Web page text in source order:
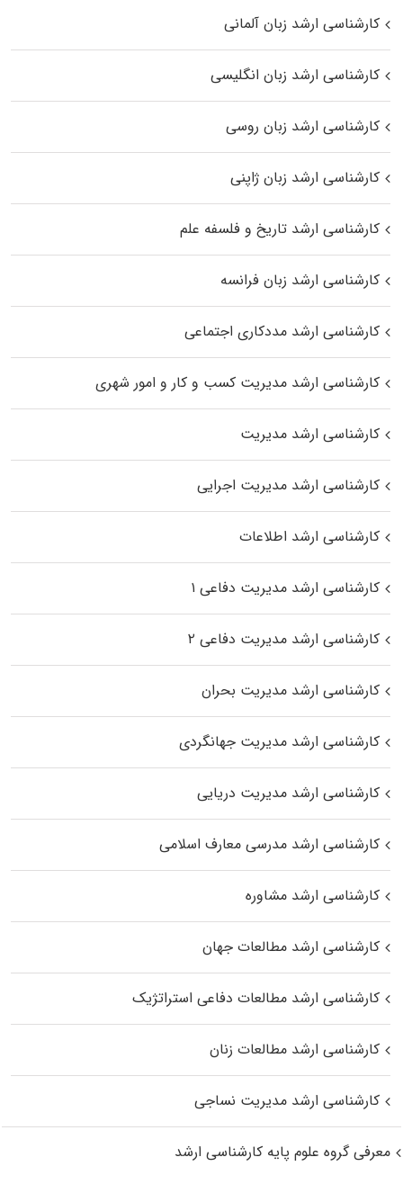
کارشناسی ارشد زبان آلمانی
کارشناسی ارشد زبان انگلیسی
کارشناسی ارشد زبان روسی
کارشناسی ارشد زبان ژاپنی
کارشناسی ارشد تاریخ و فلسفه علم
کارشناسی ارشد زبان فرانسه
کارشناسی ارشد مددکاری اجتماعی
کارشناسی ارشد مدیریت کسب و کار و امور شهری
کارشناسی ارشد مدیریت
کارشناسی ارشد مدیریت اجرایی
کارشناسی ارشد اطلاعات
کارشناسی ارشد مدیریت دفاعی ۱
کارشناسی ارشد مدیریت دفاعی ۲
کارشناسی ارشد مدیریت بحران
کارشناسی ارشد مدیریت جهانگردی
کارشناسی ارشد مدیریت دریایی
کارشناسی ارشد مدرسی معارف اسلامی
کارشناسی ارشد مشاوره
کارشناسی ارشد مطالعات جهان
کارشناسی ارشد مطالعات دفاعی استراتژیک
کارشناسی ارشد مطالعات زنان
کارشناسی ارشد مدیریت نساجی
معرفی گروه علوم پایه کارشناسی ارشد